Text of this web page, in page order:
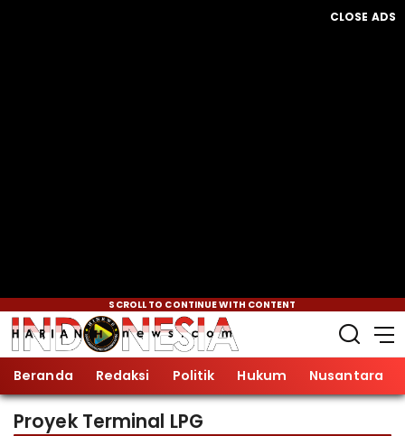
CLOSE ADS
SCROLL TO CONTINUE WITH CONTENT
Beranda Redaksi Politik Hukum Nusantara
Proyek Terminal LPG